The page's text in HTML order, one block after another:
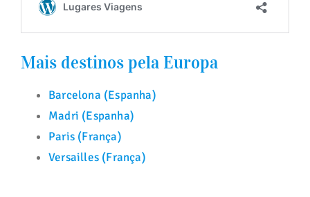
Mais destinos pela Europa
Barcelona (Espanha)
Madri (Espanha)
Paris (França)
Versailles (França)